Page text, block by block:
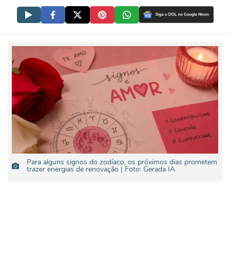
Para alguns signos do zodíaco, os próximos dias prometem
trazer energias de renovação | Foto: Gerada IA